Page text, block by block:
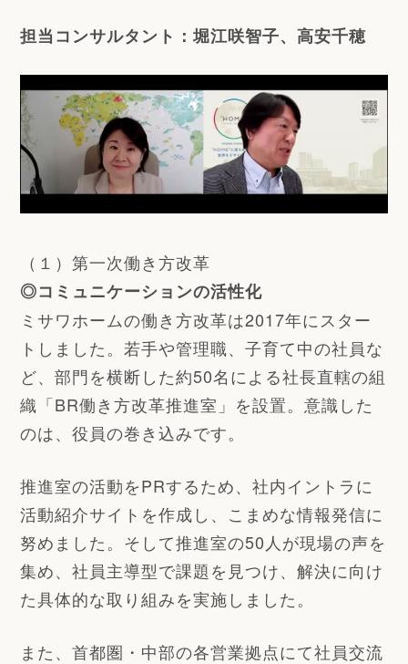
担当コンサルタント：堀江咲智子、高安千穂
（１）第一次働き方改革
◎コミュニケーションの活性化
ミサワホームの働き方改革は2017年にスター
トしました。若手や管理職、子育て中の社員な
ど、部門を横断した約50名による社長直轄の組
織「BR働き方改革推進室」を設置。意識した
のは、役員の巻き込みです。
推進室の活動をPRするため、社内イントラに
活動紹介サイトを作成し、こまめな情報発信に
努めました。そして推進室の50人が現場の声を
集め、社員主導型で課題を見つけ、解決に向け
た具体的な取り組みを実施しました。
また、首都圏・中部の各営業拠点にて社員交流